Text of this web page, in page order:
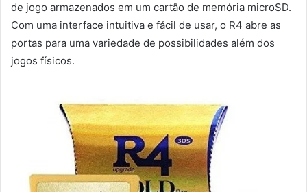
de jogo armazenados em um cartão de memória microSD.
Com uma interface intuitiva e fácil de usar, o R4 abre as
portas para uma variedade de possibilidades além dos
jogos físicos.